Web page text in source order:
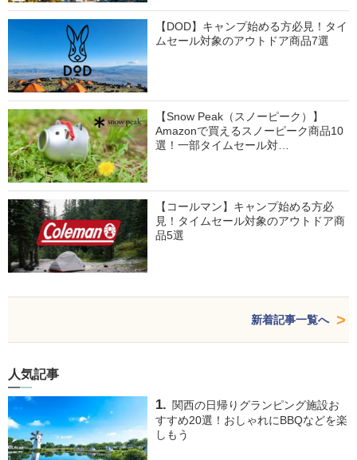
【DOD】キャンプ始める方必見！タイ
ムセール対象のアウトドア商品7選
【Snow Peak（スノーピーク）】
Amazonで買えるスノーピーク商品10
選！一部タイムセール対…
【コールマン】キャンプ始める方必
見！タイムセール対象のアウトドア商
品5選
新着記事一覧へ
人気記事
関西の日帰りグランピング施設お
すすめ20選！おしゃれにBBQなどを楽
しもう